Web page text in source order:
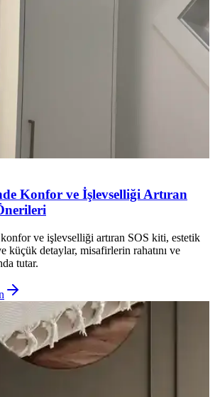
Konfor ve İşlevselliği Artıran
ve işlevselliği artıran SOS kiti, estetik
küçük detaylar, misafirlerin rahatını ve
tutar.